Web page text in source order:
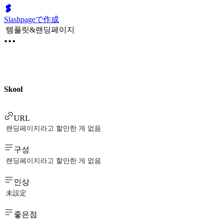
Slashpageで作成
템플릿&랜딩페이지
Skool
URL
랜딩페이지라고 할만한 게 없음
구성
랜딩페이지라고 할만한 게 없음
인상
未設定
좋은점